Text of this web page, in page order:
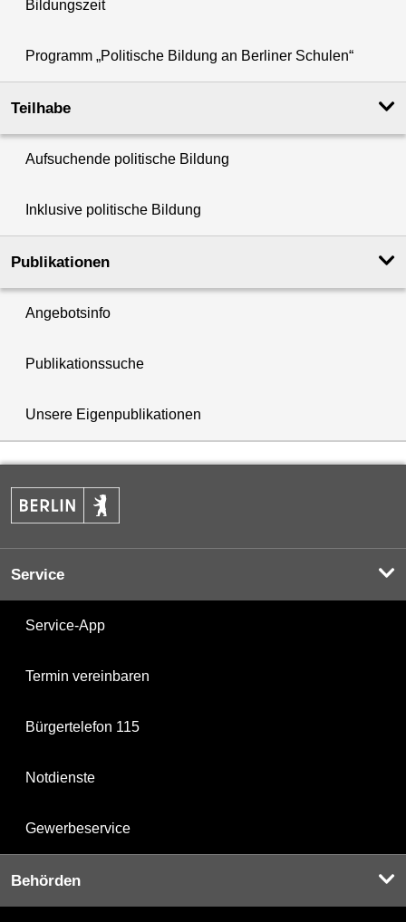
Bildungszeit
Programm „Politische Bildung an Berliner Schulen“
Teilhabe
Aufsuchende politische Bildung
Inklusive politische Bildung
Publikationen
Angebotsinfo
Publikationssuche
Unsere Eigenpublikationen
Service
Service-App
Termin vereinbaren
Bürgertelefon 115
Notdienste
Gewerbeservice
Behörden